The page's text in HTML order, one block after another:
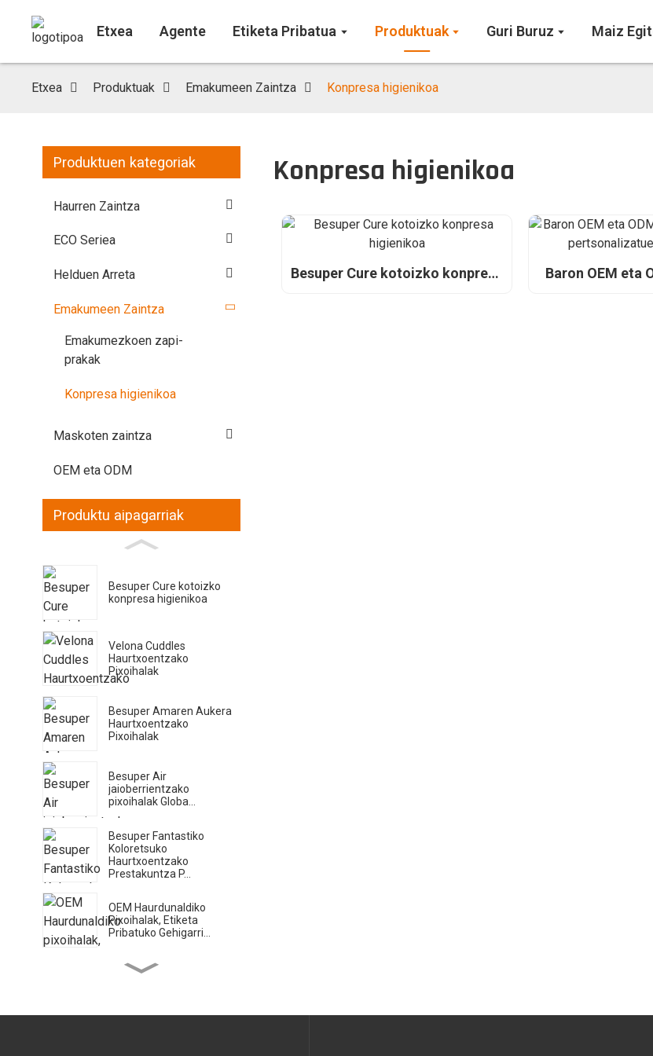
Etxea Agente Etiketa Pribatua Produktuak Guri Buruz Maiz
Etxea Produktuak Emakumeen Zaintza Konpresa higienikoa
Produktuen kategoriak
Haurren Zaintza
ECO Seriea
Helduen Arreta
Emakumeen Zaintza
Emakumezkoen zapi-
prakak
Konpresa higienikoa
Maskoten zaintza
OEM eta ODM
Produktu aipagarriak
Besuper Cure kotoizko
konpresa higienikoa
Velona Cuddles
Haurtxoentzako
Pixoihalak
Besuper Amaren Aukera
Haurtxoentzako
Pixoihalak
Besuper Air
jaioberrientzako
pixoihalak Globa...
Besuper Fantastiko
Koloretsuko
Haurtxoentzako
Prestakuntza P...
OEM Haurdunaldiko
Pixoihalak, Etiketa
Pribatuko Gehigarri...
Besuper Bamboo Planet
Konpresa higienikoa
Besuper Cure kotoizko konpresa
Baron OEM eta